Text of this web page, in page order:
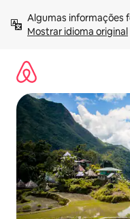
para
Mostrar idioma original